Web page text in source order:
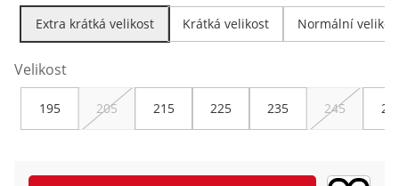
Extra krátká velikost Krátká velikost Normální
Velikost
195 205 215 225 235 245